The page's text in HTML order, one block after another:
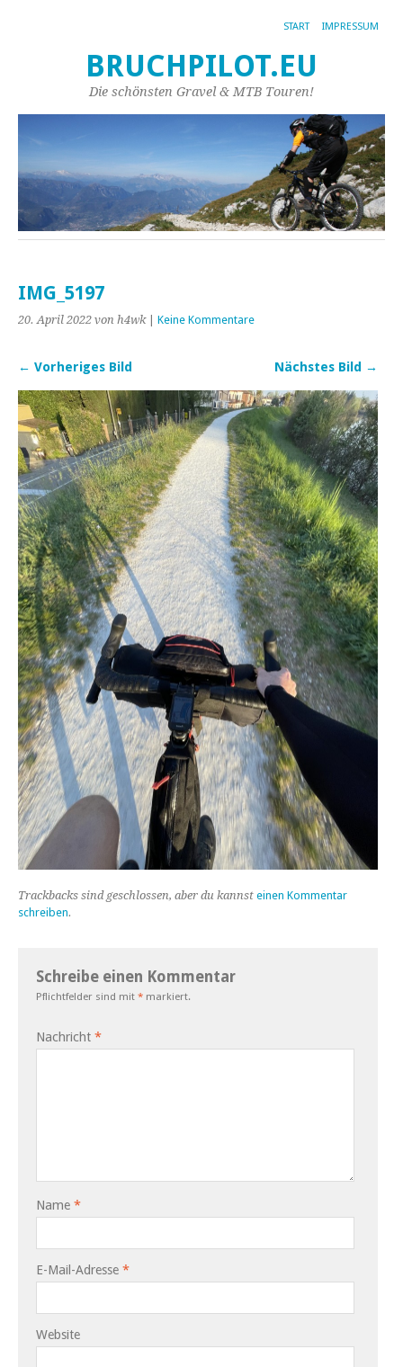
START IMPRESSUM
BRUCHPILOT.EU
Die schönsten Gravel & MTB Touren!
IMG_5197
20. April 2022 von h4wk| Keine Kommentare
← Vorheriges Bild Nächstes Bild →
Trackbacks sind geschlossen, aber du kannst einen Kommentar
schreiben.
Schreibe einen Kommentar
Pflichtfelder sind mit * markiert.
Nachricht *
Name *
E-Mail-Adresse *
Website